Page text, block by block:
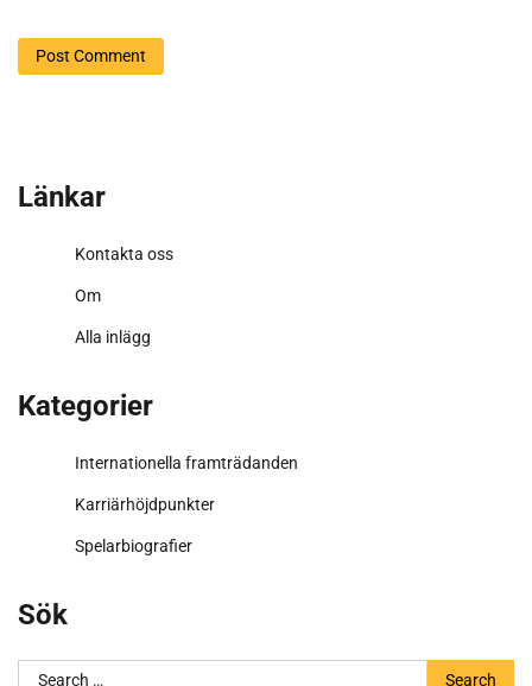
Länkar
Kontakta oss
Om
Alla inlägg
Kategorier
Internationella framträdanden
Karriärhöjdpunkter
Spelarbiografier
Sök
Search